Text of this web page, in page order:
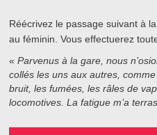
Réécrivez le passage suivant à
au féminin. Vous effectuerez
«Parvenus à la gare, nous
collés les uns aux autres,
bruit, les fumées, les râles de
locomotives. La fatigue m’a